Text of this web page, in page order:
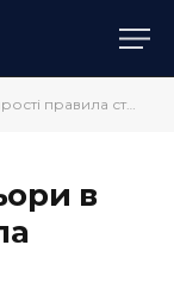
правила стилю
в